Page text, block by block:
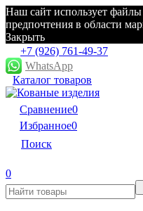
Наш сайт использует
предпочтения в области
Закрыть
+7 (926) 761-49-37
WhatsApp
Каталог товаров
Сравнение0
Избранное0
Поиск
0